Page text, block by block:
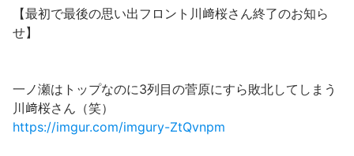
【最初で最後の思い出フロント川﨑桜さん終了のお知ら
せ】
一ノ瀬はトップなのに3列目の菅原にすら敗北してしまう
川﨑桜さん（笑）
https://imgur.com/imgury-ZtQvnpm